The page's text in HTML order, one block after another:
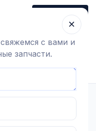
Заказать звонок
×
с вами и
запчасти.